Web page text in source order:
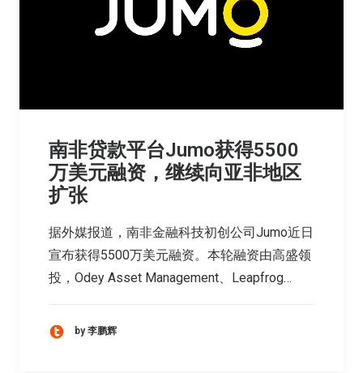
南非贷款平台Jumo获得5500
万美元融资，继续向亚非地区
扩张
据外媒报道，南非金融科技初创公司Jumo近日
宣布获得5500万美元融资。本轮融资由高盛领
投，Odey Asset Management、Leapfrog…
by 李鹏辉